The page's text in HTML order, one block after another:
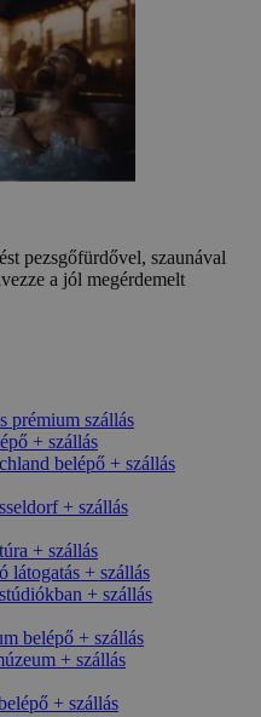
pezsgőfürdővel, szaunával
a jól megérdemelt
prémium szállás
+ szállás
belépő + szállás
+ szállás
+ szállás
látogatás + szállás
+ szállás
belépő + szállás
+ szállás
+ szállás